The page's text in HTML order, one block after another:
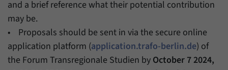
and a brief reference what their potential contribution
may be.
• Proposals should be sent in via the secure online
application platform (application.trafo-berlin.de) of
the Forum Transregionale Studien by October 7 2024,